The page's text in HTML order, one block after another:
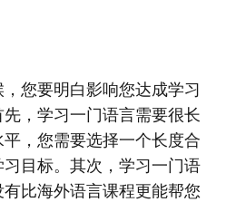
您要明白影响您达成学习
，学习一门语言需要很长
，您需要选择一个长度合
目标。其次，学习一门语
比海外语言课程更能帮您